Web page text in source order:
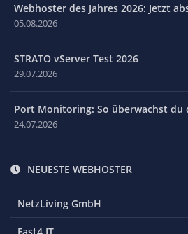
Webhoster des Jahres 2026: Jetzt
05.08.2026
STRATO vServer Test 2026
29.07.2026
Port Monitoring: So überwachst du
24.07.2026
NEUESTE WEBHOSTER
NetzLiving GmbH